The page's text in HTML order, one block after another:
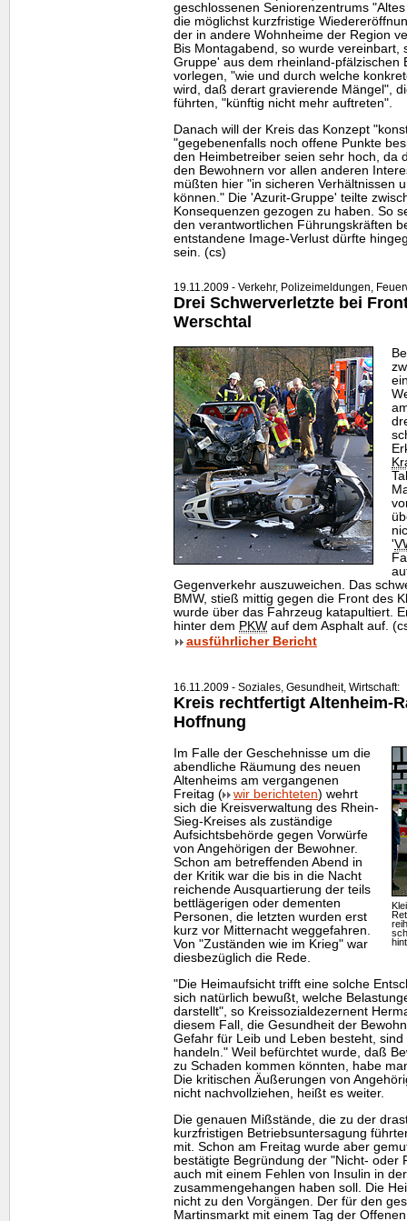
geschlossenen Seniorenzentrums
die möglichst kurzfristige
der in andere Wohnheime der Region
Bis Montagabend, so wurde vereinbart,
Gruppe' aus dem rheinland-pfälzischen
vorlegen, "wie und durch welche
wird, daß derart gravierende Mängel",
führten, "künftig nicht mehr auftreten".
Danach will der Kreis das Konzept
"gegebenenfalls noch offene Punkte
den Heimbetreiber seien sehr hoch, da
den Bewohnern vor allen anderen
müßten hier "in sicheren Verhältnissen
können." Die 'Azurit-Gruppe' teilte
Konsequenzen gezogen zu haben. So
den verantwortlichen Führungskräften
entstandene Image-Verlust dürfte
sein. (cs)
19.11.2009 - Verkehr, Polizeimeldungen,
Drei Schwerverletzte bei
Werschtal
'
Gegenverkehr auszuweichen. Das
BMW, stieß mittig gegen die Front des
wurde über das Fahrzeug katapultiert.
hinter dem PKW auf dem Asphalt auf.
ausführlicher Bericht
16.11.2009 - Soziales, Gesundheit, Wirtschaft:
Kreis rechtfertigt Altenheim-
Hoffnung
Im Falle der Geschehnisse um die
abendliche Räumung des neuen
Altenheims am vergangenen
Freitag (
wir berichteten) wehrt
sich die Kreisverwaltung des Rhein-
Sieg-Kreises als zuständige
Aufsichtsbehörde gegen Vorwürfe
von Angehörigen der Bewohner.
Schon am betreffenden Abend in
der Kritik war die bis in die Nacht
reichende Ausquartierung der teils
bettlägerigen oder dementen
Personen, die letzten wurden erst
kurz vor Mitternacht weggefahren.
Von "Zuständen wie im Krieg" war
diesbezüglich die Rede.
"Die Heimaufsicht trifft eine solche
sich natürlich bewußt, welche
darstellt", so Kreissozialdezernent
diesem Fall, die Gesundheit der
Gefahr für Leib und Leben besteht,
handeln." Weil befürchtet wurde, daß
zu Schaden kommen könnten, habe
Die kritischen Äußerungen von
nicht nachvollziehen, heißt es weiter.
Die genauen Mißstände, die zu der
kurzfristigen Betriebsuntersagung
mit. Schon am Freitag wurde aber
bestätigte Begründung der "Nicht- oder
auch mit einem Fehlen von Insulin in
zusammengehangen haben soll. Die
nicht zu den Vorgängen. Der für den
Martinsmarkt mit einem Tag der